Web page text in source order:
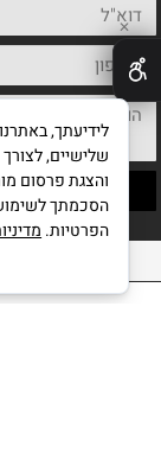
כל
✕
שלישיים,
והצגת פרסום
הסכמתך לשימוש
הפרטיות.